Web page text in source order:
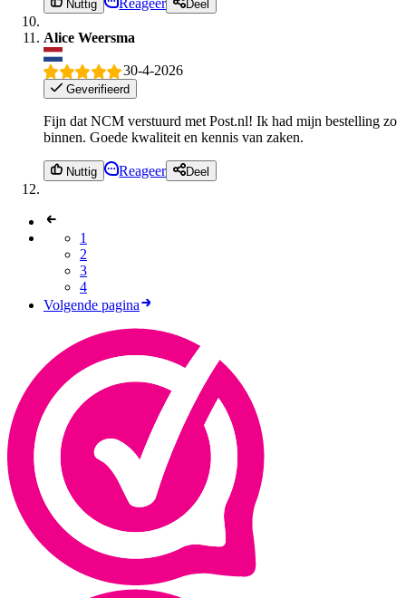
Nuttig Deel
Alice Weersma
30-4-2026
Geverifieerd
Fijn dat NCM verstuurd met Post.nl! Ik had mijn bestelling zo
binnen. Goede kwaliteit en kennis van zaken.
Nuttig Reageer Deel
1
2
3
4
Volgende pagina